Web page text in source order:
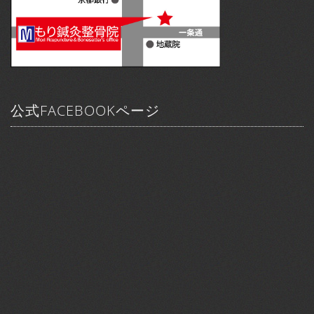
公式FACEBOOKページ